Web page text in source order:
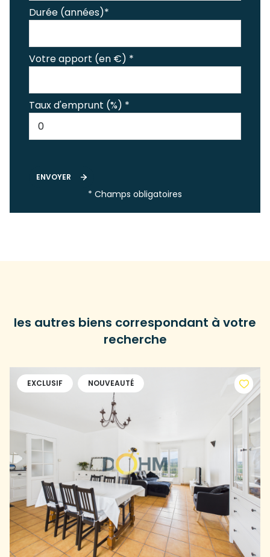
Durée (années)*
Votre apport (en €) *
Taux d'emprunt (%) *
ENVOYER
* Champs obligatoires
les autres biens correspondant à votre
recherche
EXCLUSIF NOUVEAUTÉ